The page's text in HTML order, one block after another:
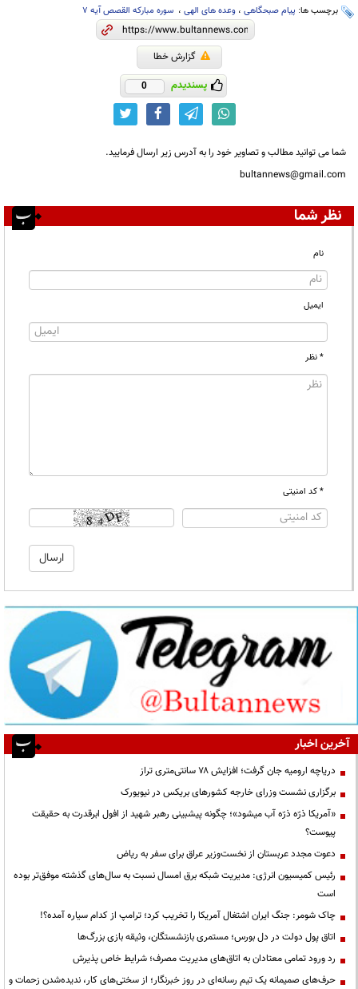
برچسب ها: پیام صبحگاهی ، وعده های الهی ، سوره مبارکه القصص آیه ۷
گزارش خطا
پسندیدم 0
شما می توانید مطالب و تصاویر خود را به آدرس زیر ارسال فرمایید.
bultannews@gmail.com
نظر شما
نام
ایمیل
* نظر
* کد امنیتی
آخرین اخبار
دریاچه ارومیه جان گرفت؛ افزایش ۷۸ سانتی‌متری تراز
برگزاری نشست وزرای خارجه کشورهای بریکس در نیویورک
«آمریکا ذرّه ذرّه آب میشود»؛ چگونه پیشبینی رهبر شهید از افول ابرقدرت به حقیقت
پیوست؟
دعوت مجدد عربستان از نخست‌وزیر عراق برای سفر به ریاض
رئیس کمیسیون انرژی: مدیریت شبکه برق امسال نسبت به سال‌های گذشته موفق‌تر بوده
است
چاک شومر: جنگ ایران اشتغال آمریکا را تخریب کرد؛ ترامپ از کدام سیاره آمده؟!
اتاق پول دولت در دل بورس؛ مستمری بازنشستگان، وثیقه بازی بزرگ‌ها
رد ورود تمامی معتادان به اتاق‌های مدیریت مصرف؛ شرایط خاص پذیرش
حرف‌های صمیمانه یک تیم رسانه‌ای در روز خبرنگار؛ از سختی‌های کار، ندیده‌شدن زحمات و